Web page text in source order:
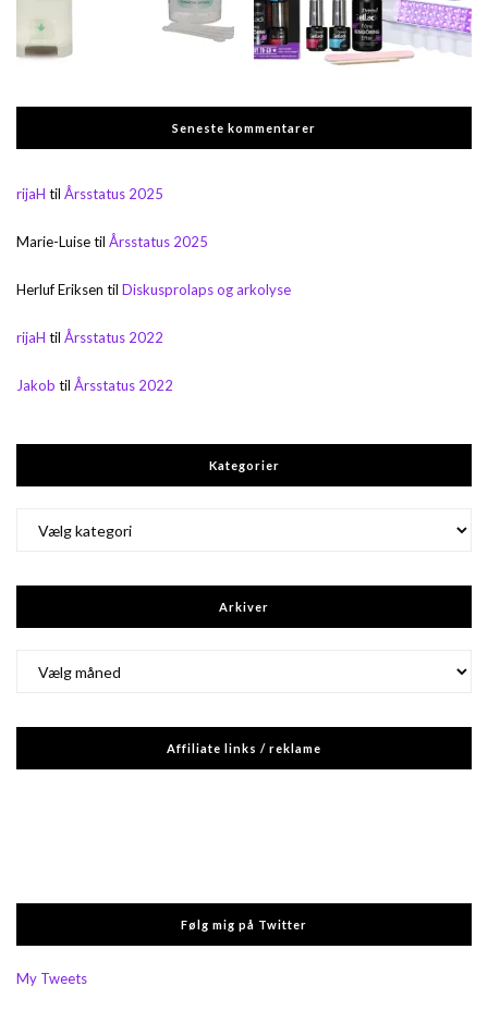
Seneste kommentarer
rijaH til Årsstatus 2025
Marie-Luisetil Årsstatus 2025
Herluf Eriksen til Diskusprolaps og arkolyse
rijaH til Årsstatus 2022
Jakob til Årsstatus 2022
Kategorier
Arkiver
Affiliate links / reklame
Følg mig på Twitter
My Tweets